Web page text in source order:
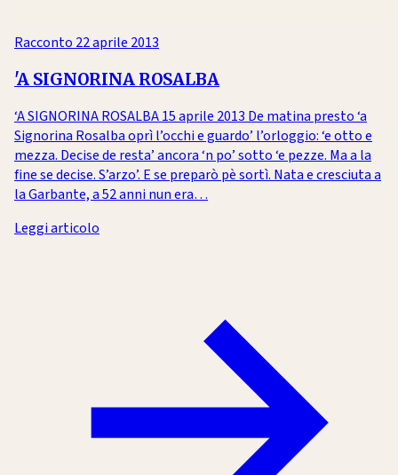
Racconto 22 aprile 2013
'A SIGNORINA ROSALBA
‘A SIGNORINA ROSALBA 15 aprile 2013 De matina presto ‘a
Signorina Rosalba oprì l’occhi e guardo’ l’orloggio: ‘e otto e
mezza. Decise de resta’ ancora ‘n po’ sotto ‘e pezze. Ma a la
fine se decise. S’arzo’. E se preparò pè sortì. Nata e cresciuta a
la Garbante, a 52 anni nun era…
Leggi articolo